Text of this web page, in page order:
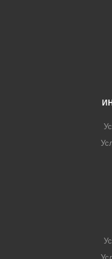
Морозильный стол
для столовых, кафе и